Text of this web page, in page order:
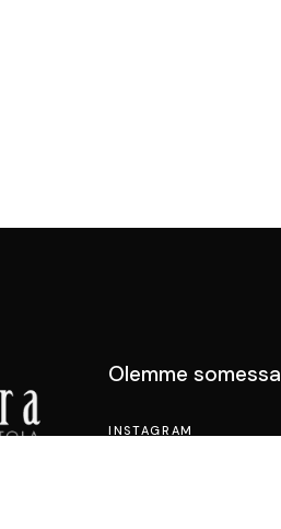
Olemme somessa
INSTAGRAM